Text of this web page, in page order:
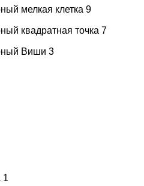
мелкая клетка 9
квадратная точка 7
Виши 3
1